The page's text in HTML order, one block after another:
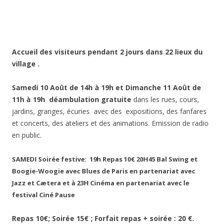
Accueil des visiteurs pendant 2 jours dans 22 lieux du
village .
Samedi 10 Août de 14h à 19h et Dimanche 11 Août de
11h à 19h déambulation gratuite dans les rues, cours,
jardins, granges, écuries avec des expositions, des fanfares
et concerts, des ateliers et des animations. Emission de radio
en public.
SAMEDI Soirée festive: 19h Repas10€ 20H45 Bal Swing et
Boogie-Woogie avec Blues de Paris en partenariat avec
Jazz et Cætera et à 23H Cinéma en partenariat avec le
festival Ciné Pause
Repas 10€; Soirée 15€ ; Forfait repas + soirée : 20 €.